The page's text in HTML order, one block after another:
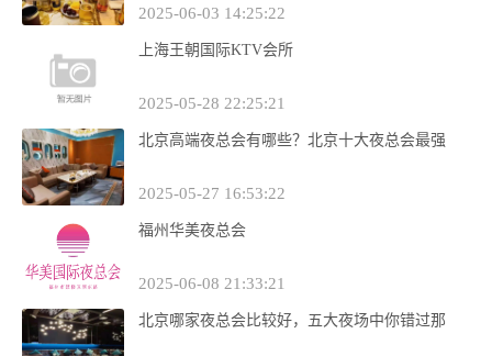
2025-06-03 14:25:22
上海王朝国际KTV会所
2025-05-28 22:25:21
北京高端夜总会有哪些？北京十大夜总会最强
2025-05-27 16:53:22
福州华美夜总会
2025-06-08 21:33:21
北京哪家夜总会比较好，五大夜场中你错过那